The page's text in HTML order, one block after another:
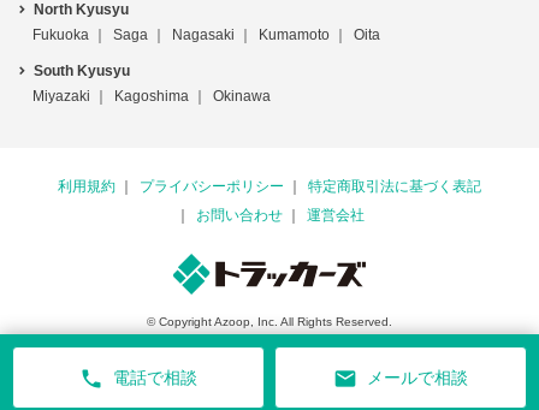
phone 電話で相談 mail メールで相談
North Kyusyu
Fukuoka
Saga Nagasaki Kumamoto Oita
South Kyusyu
Miyazaki
Kagoshima Okinawa
利用規約 プライバシーポリシー
特定商取引法に基づく表記
お問い合わせ
運営会社
© Copyright Azoop, Inc. All Rights Reserved.